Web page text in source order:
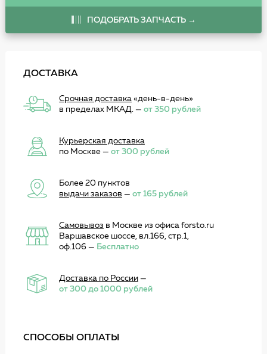
ПОДОБРАТЬ ЗАПЧАСТЬ →
ДОСТАВКА
Срочная доставка«день-в-день»
в пределах МКАД. — от 350 рублей
Курьерская доставка
по Москве — от 300 рублей
Более 20 пунктов
выдачи заказов — от 165 рублей
Самовывоз в Москве из офиса forsto.ru
Варшавское шоссе, вл.166, стр.1,
оф.106 — Бесплатно
Доставка по России—
от 300 до 1000 рублей
СПОСОБЫ ОПЛАТЫ